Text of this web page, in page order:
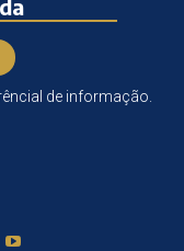
de informação.